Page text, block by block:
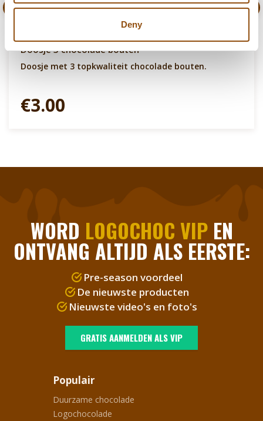
Deny
Doosje 3 chocolade bouten
Doosje met 3 topkwaliteit chocolade bouten.
€3.00
WORD LOGOCHOC VIPEN
ONTVANG ALTIJD ALS EERSTE:
Pre-season voordeel
De nieuwste producten
Nieuwste video's en foto's
GRATIS AANMELDEN ALS VIP
Populair
Duurzame chocolade
Logochocolade